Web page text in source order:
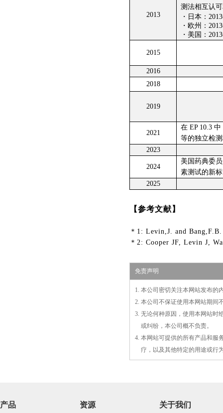
2013
测法相互认
・日本：
・欧州：
・美国：
2015
2016
2018
2019
2021
在 EP 10.3
等的独立检
2023
2024
美国药典委
素测试的新
2025
【参考文献】
＊1: Levin,J. and
＊2: Cooper JF, Levin J,
免责声明
1. 本公司密切关注本网站发布的
2. 本公司不保证使用本网站期间
3. 无论何种原因，使用本网站时
或纠纷，本公司概不负责。
4. 本网站可提供的所有产品和服
疗，以及其他特定的用途或行
产品 资源 关于我们